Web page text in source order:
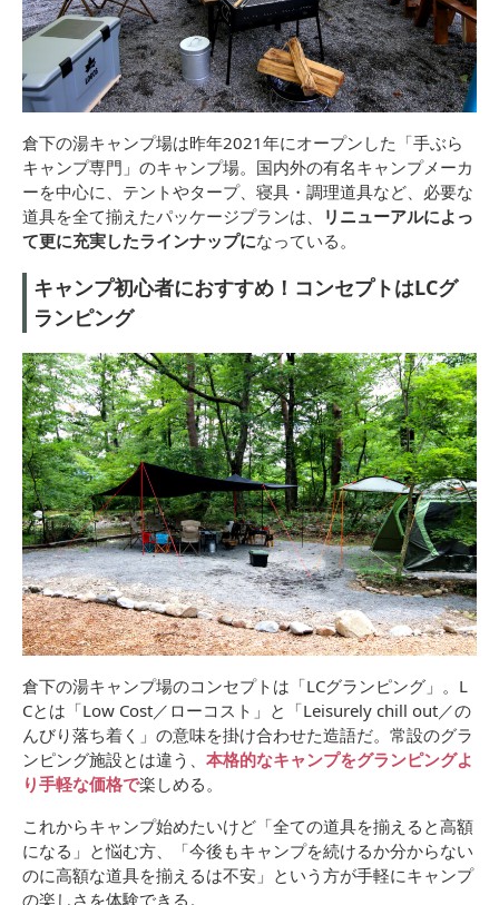
倉下の湯キャンプ場は昨年2021年にオープンした「手ぶら
キャンプ専門」のキャンプ場。国内外の有名キャンプメーカ
ーを中心に、テントやタープ、寝具・調理道具など、必要な
道具を全て揃えたパッケージプランは、
リニューアルによっ
て更に充実したラインナップになっている。
キャンプ初心者におすすめ！コンセプトはLCグ
ランピング
倉下の湯キャンプ場のコンセプトは「LCグランピング」。L
Cとは「Low Cost／ローコスト」と「Leisurely chill out／の
んびり落ち着く」の意味を掛け合わせた造語だ。常設のグラ
ンピング施設とは違う、 本格的なキャンプをグランピングよ
り手軽な価格で楽しめる。
これからキャンプ始めたいけど「全ての道具を揃えると高額
になる」と悩む方、「今後もキャンプを続けるか分からない
のに高額な道具を揃えるは不安」という方が手軽にキャンプ
の楽しさを体験できる。